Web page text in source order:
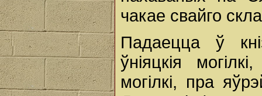
чакае свайго
Падаецца ў
ўніяцкія
могілкі, пра